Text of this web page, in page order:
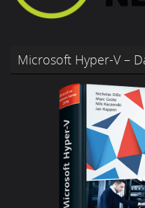
Microsoft Hyper-V –